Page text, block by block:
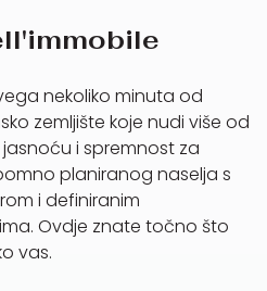
nekoliko minuta od
zemljište koje nudi više od
i spremnost za
planiranog naselja s
i definiranim
Ovdje znate točno što
vas.